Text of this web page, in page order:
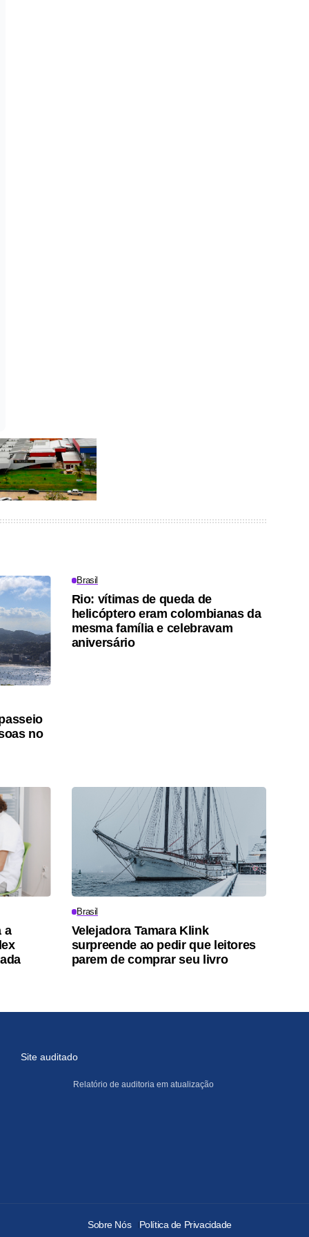
no
Brasil
Rio: vítimas de queda de
helicóptero eram colombianas da
mesma família e celebravam
aniversário
a
Brasil
Velejadora Tamara Klink
surpreende ao pedir que leitores
parem de comprar seu livro
Site auditado
Relatório de auditoria em atualização
Sobre Nós Política de Privacidade